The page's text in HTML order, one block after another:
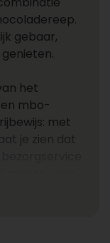
gebaar,
het
mbo-
met
je zien dat